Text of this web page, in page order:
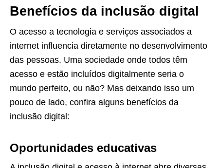
Benefícios da inclusão digital
O acesso a tecnologia e serviços associados a
internet influencia diretamente no desenvolvimento
das pessoas. Uma sociedade onde todos têm
acesso e estão incluídos digitalmente seria o
mundo perfeito, ou não? Mas deixando isso um
pouco de lado, confira alguns benefícios da
inclusão digital:
Oportunidades educativas